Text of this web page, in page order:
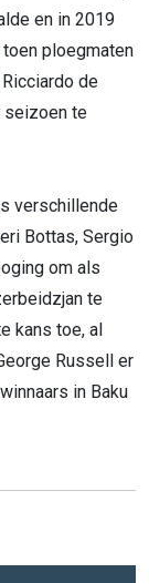
en in 2019
ploegmaten
de
seizoen te
verschillende
Bottas, Sergio
om als
te
kans toe, al
Russell er
in Baku